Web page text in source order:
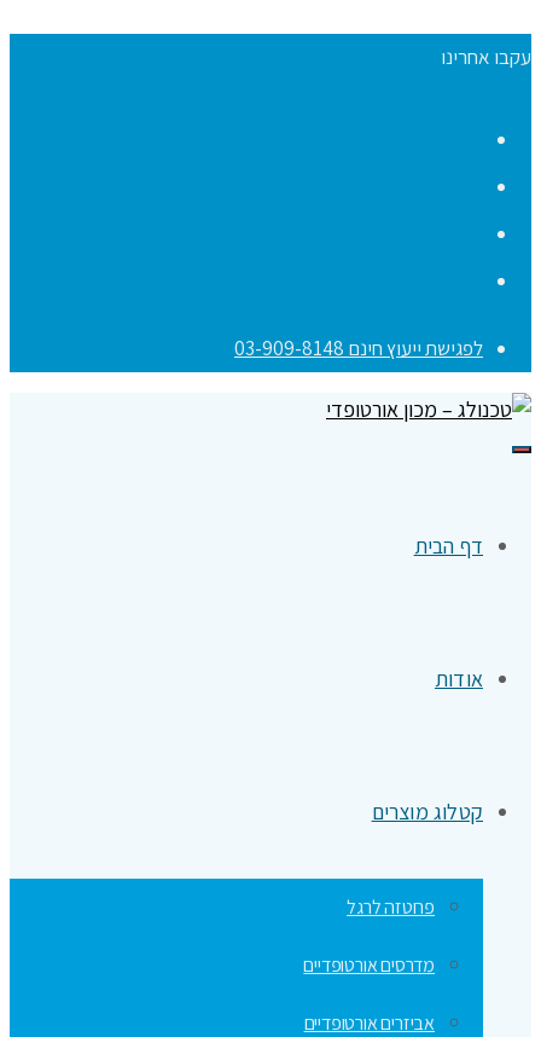
עקבו אחרינו
לפגישת ייעוץ חינם 03-909-8148
תפריט
דף הבית
אודות
קטלוג מוצרים
פרוטזה לרגל
מדרסים אורטופדיים
אביזרים אורטופדיים